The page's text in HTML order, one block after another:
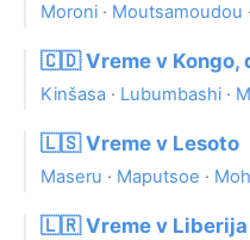
Moroni · Moutsamoudou ·
🇨🇩 Vreme v Kongo,
Kinšasa · Lubumbashi ·
🇱🇸 Vreme v Lesoto
Maseru · Maputsoe ·
🇱🇷 Vreme v Liberija